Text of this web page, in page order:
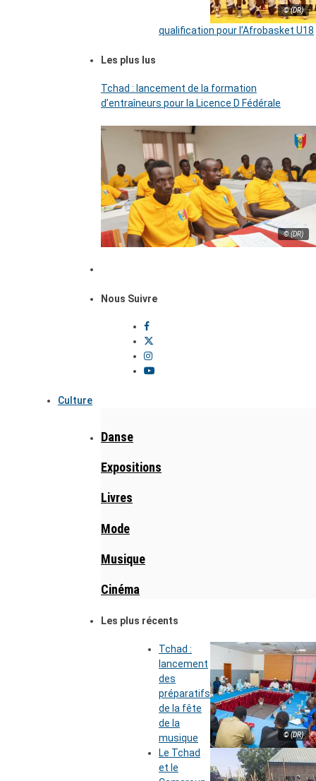
© (DR)
qualification pour l’Afrobasket U18
Les plus lus
Tchad : lancement de la formation
d’entraîneurs pour la Licence D Fédérale
© (DR)
Nous Suivre
Culture
Danse
Expositions
Livres
Mode
Musique
Cinéma
Les plus récents
© (DR)
Tchad :
lancement
des
préparatifs
de la fête
de la
musique
Le Tchad
et le